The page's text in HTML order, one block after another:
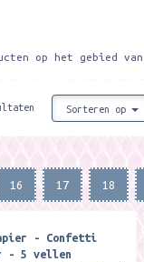
op het gebied van
Sorteren op
16 17 18
- Confetti
- 5 vellen